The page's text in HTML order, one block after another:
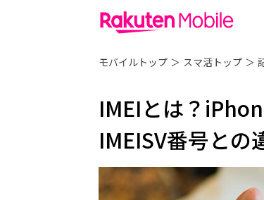
モバイルトップ ＞ スマ活トップ ＞
IMEIとは？
IMEISV番号との